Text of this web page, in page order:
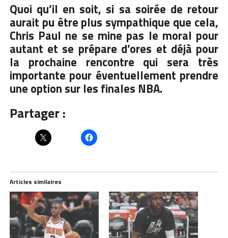
Quoi qu’il en soit, si sa soirée de retour
aurait pu être plus sympathique que cela,
Chris Paul ne se mine pas le moral pour
autant et se prépare d’ores et déjà pour
la prochaine rencontre qui sera très
importante pour éventuellement prendre
une option sur les finales NBA.
Partager :
Articles similaires